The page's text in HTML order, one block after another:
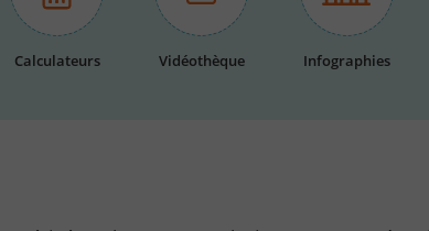
Calculateurs Vidéothèque Infographies